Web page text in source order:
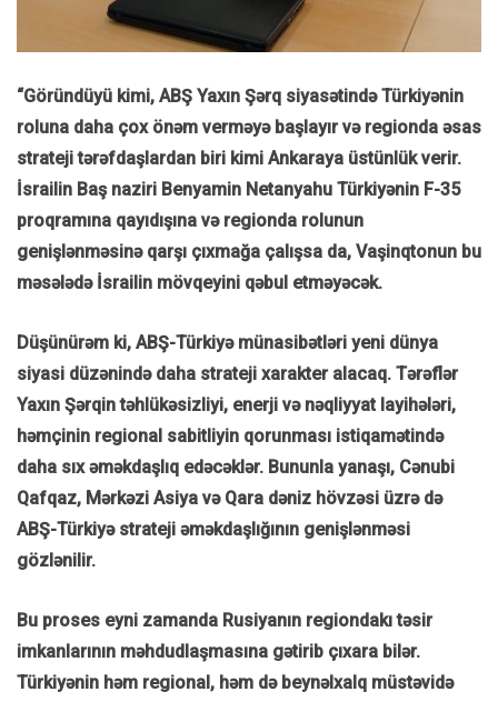
“Göründüyü kimi, ABŞ Yaxın Şərq siyasətində Türkiyənin
roluna daha çox önəm verməyə başlayır və regionda əsas
strateji tərəfdaşlardan biri kimi Ankaraya üstünlük verir.
İsrailin Baş naziri Benyamin Netanyahu Türkiyənin F-35
proqramına qayıdışına və regionda rolunun
genişlənməsinə qarşı çıxmağa çalışsa da, Vaşinqtonun bu
məsələdə İsrailin mövqeyini qəbul etməyəcək.
Düşünürəm ki, ABŞ-Türkiyə münasibətləri yeni dünya
siyasi düzənində daha strateji xarakter alacaq. Tərəflər
Yaxın Şərqin təhlükəsizliyi, enerji və nəqliyyat layihələri,
həmçinin regional sabitliyin qorunması istiqamətində
daha sıx əməkdaşlıq edəcəklər. Bununla yanaşı, Cənubi
Qafqaz, Mərkəzi Asiya və Qara dəniz hövzəsi üzrə də
ABŞ-Türkiyə strateji əməkdaşlığının genişlənməsi
gözlənilir.
Bu proses eyni zamanda Rusiyanın regiondakı təsir
imkanlarının məhdudlaşmasına gətirib çıxara bilər.
Türkiyənin həm regional, həm də beynəlxalq müstəvidə